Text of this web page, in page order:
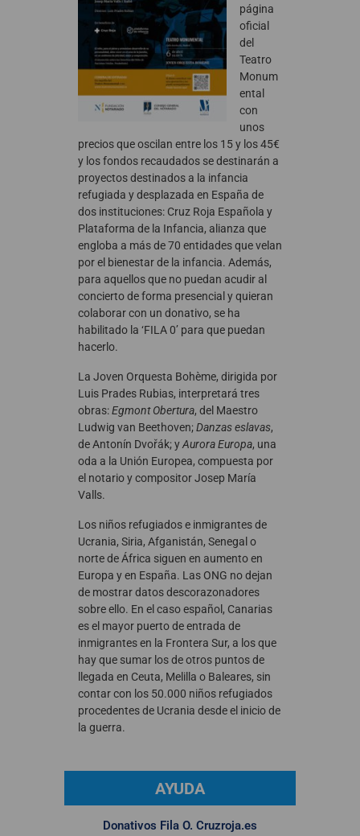
página
oficial
del
Teatro
Monum
ental
con
unos
precios que oscilan entre los 15 y los 45€
y los fondos recaudados se destinarán a
proyectos destinados a la infancia
refugiada y desplazada en España de
dos instituciones: Cruz Roja Española y
Plataforma de la Infancia, alianza que
engloba a más de 70 entidades que velan
por el bienestar de la infancia. Además,
para aquellos que no puedan acudir al
concierto de forma presencial y quieran
colaborar con un donativo, se ha
habilitado la ‘FILA 0’ para que puedan
hacerlo.
La Joven Orquesta Bohème, dirigida por
Luis Prades Rubias, interpretará tres
obras:Egmont Obertura, del Maestro
Ludwig van Beethoven; Danzas eslavas,
de Antonín Dvořák; yAurora Europa, una
oda a la Unión Europea, compuesta por
el notario y compositor Josep María
Valls.
Los niños refugiados e inmigrantes de
Ucrania, Siria, Afganistán, Senegal o
norte de África siguen en aumento en
Europa y en España. Las ONG no dejan
de mostrar datos descorazonadores
sobre ello. En el caso español, Canarias
es el mayor puerto de entrada de
inmigrantes en la Frontera Sur, a los que
hay que sumar los de otros puntos de
llegada en Ceuta, Melilla o Baleares, sin
contar con los 50.000 niños refugiados
procedentes de Ucrania desde el inicio de
la guerra.
AYUDA
Donativos Fila O. Cruzroja.es